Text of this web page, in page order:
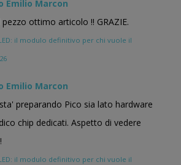
Emilio Marcon
pezzo ottimo articolo !! GRAZIE.
il modulo definitivo per chi vuole il
Emilio Marcon
preparando Pico sia lato hardware
chip dedicati. Aspetto di vedere
il modulo definitivo per chi vuole il